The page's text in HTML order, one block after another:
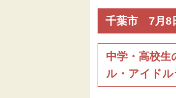
千葉市 7月8
中学・高校
ル・アイドル